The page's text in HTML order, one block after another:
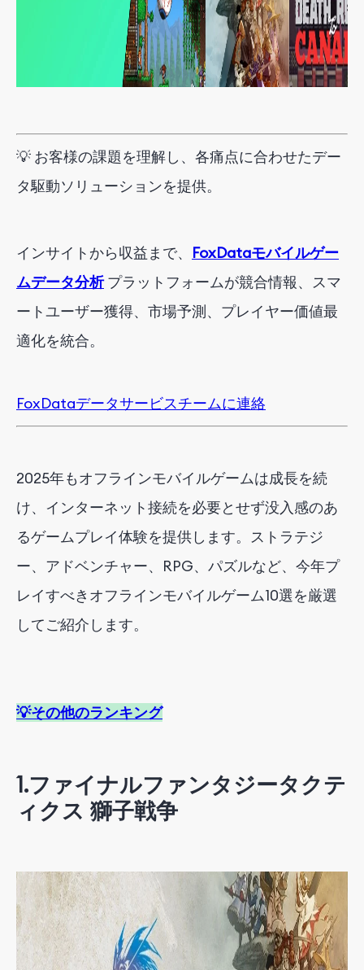
💡 お客様の課題を理解し、各痛点に合わせたデー
タ駆動ソリューションを提供。
インサイトから収益まで、 FoxDataモバイルゲー
ムデータ分析 プラットフォームが競合情報、スマ
ートユーザー獲得、市場予測、プレイヤー価値最
適化を統合。
FoxDataデータサービスチームに連絡
2025年もオフラインモバイルゲームは成長を続
け、インターネット接続を必要とせず没入感のあ
るゲームプレイ体験を提供します。ストラテジ
ー、アドベンチャー、RPG、パズルなど、今年プ
レイすべきオフラインモバイルゲーム10選を厳選
してご紹介します。
💡その他のランキング
1.ファイナルファンタジータクテ
ィクス 獅子戦争